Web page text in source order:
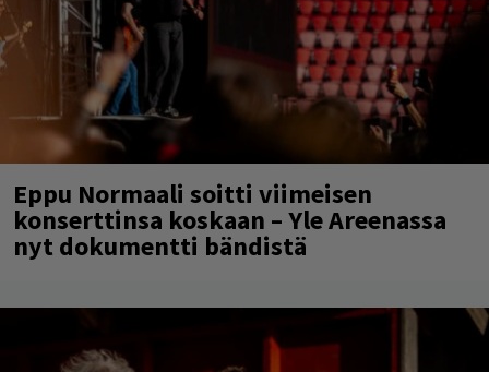
Eppu Normaali soitti viimeisen
konserttinsa koskaan – Yle Areenassa
nyt dokumentti bändistä